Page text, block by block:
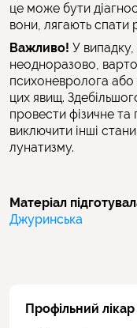
це може бути
вони, лягають спати
Важливо! У випадку,
неодноразово,
психоневролога або
цих явищ.
провести фізичне
виключити інші
лунатизму.
Матеріал
Джуринська
Профільний лікар